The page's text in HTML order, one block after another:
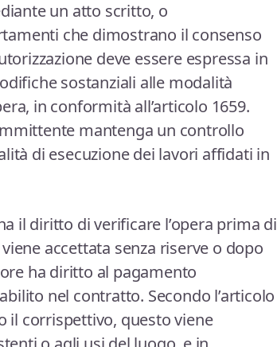
un atto scritto, o
che dimostrano il consenso
deve essere espressa in
sostanziali alle modalità
in conformità all’articolo 1659.
mantenga un controllo
di esecuzione dei lavori affidati in
il diritto di verificare l’opera prima di
accettata senza riserve o dopo
ha diritto al pagamento
nel contratto. Secondo l’articolo
il corrispettivo, questo viene